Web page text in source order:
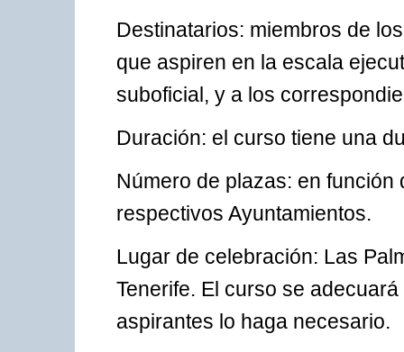
Destinatarios: miembros de
que aspiren en la escala
suboficial, y a los
Duración: el curso tiene una
Número de plazas: en
respectivos Ayuntamientos.
Lugar de celebración: Las
Tenerife. El curso se
aspirantes lo haga necesario.